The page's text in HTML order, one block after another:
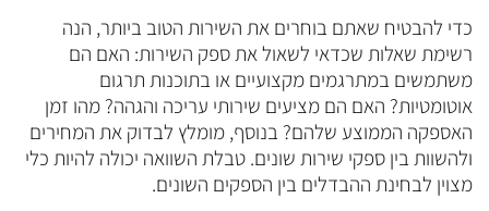
כדי להבטיח שאתם בוחרים את השירות הטוב ביותר, הנה
רשימת שאלות שכדאי לשאול את ספק השירות: האם הם
משתמשים במתרגמים מקצועיים או בתוכנות תרגום
אוטומטיות? האם הם מציעים שירותי עריכה והגהה? מהו זמן
האספקה הממוצע שלהם? בנוסף, מומלץ לבדוק את המחירים
ולהשוות בין ספקי שירות שונים. טבלת השוואה יכולה להיות כלי
מצוין לבחינת ההבדלים בין הספקים השונים.